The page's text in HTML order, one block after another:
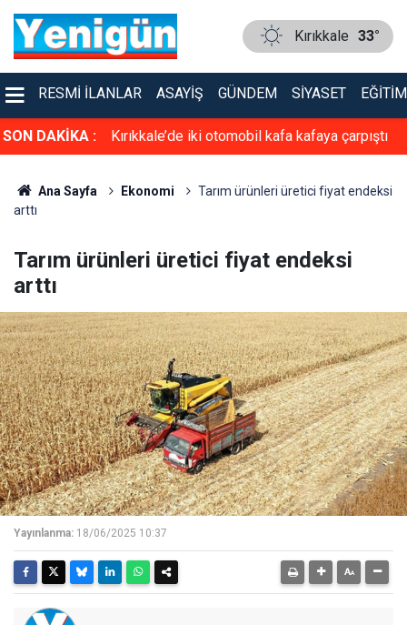
Kırıkkale 33°
RESMI İLANLAR ASAYIŞ GÜNDEM SIYASET EĞITIM
SON DAKİKA : Kırıkkale’de iki otomobil kafa kafaya çarpıştı
Ana Sayfa Ekonomi
Tarım ürünleri üretici fiyat endeksi
arttı
Tarım ürünleri üretici fiyat endeksi
arttı
Yayınlanma: 18/06/2025 10:37